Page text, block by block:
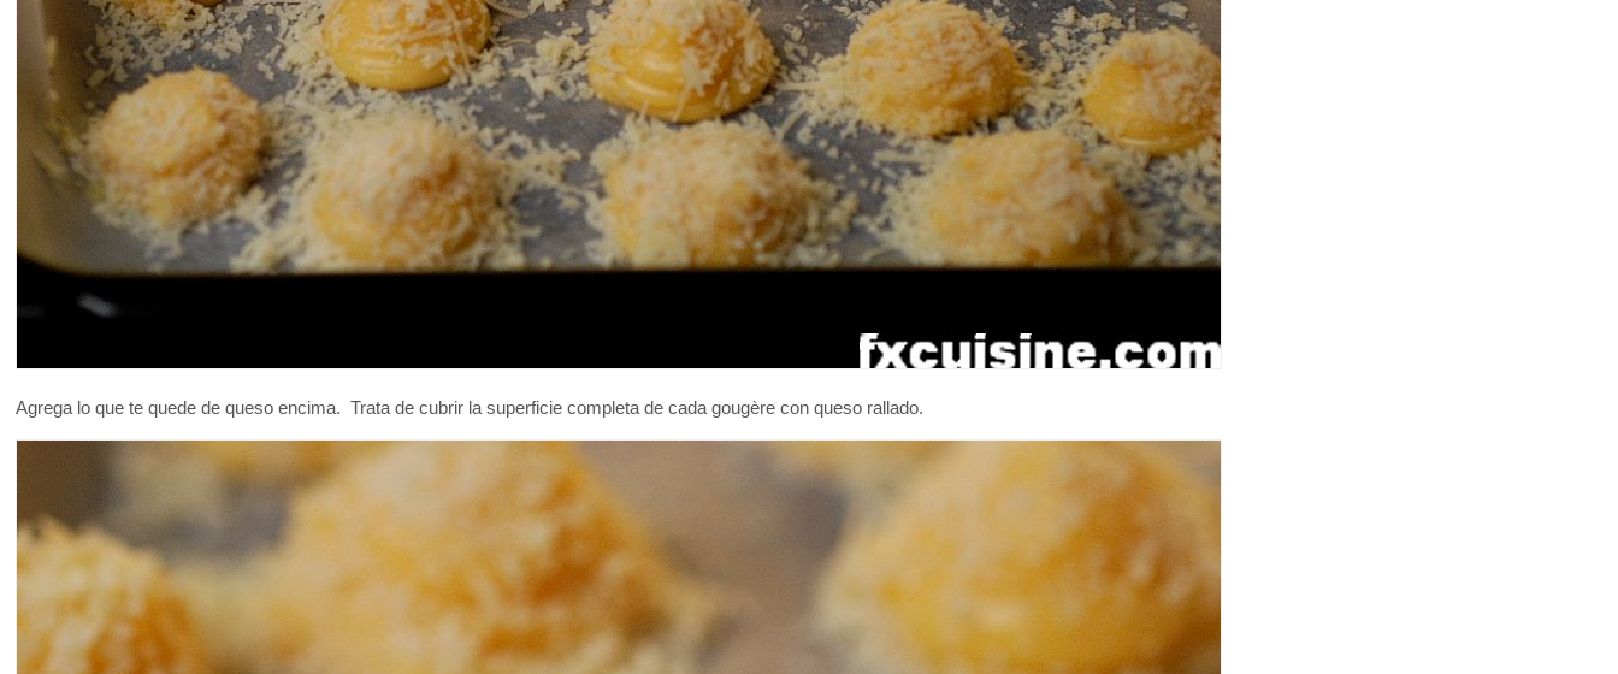
Agrega lo que te quede de queso encima. Trata de cubrir la superficie completa de cada gougère con queso rallado.